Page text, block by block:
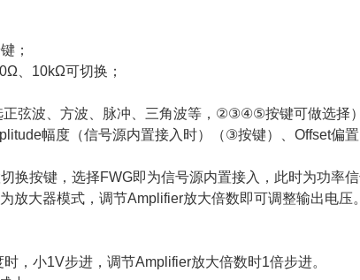
；
10kΩ可切换；
弦波、方波、脉冲、三角波等， ②③④⑤按键可做选择
幅度（信号源内置接入时）（③按键）、 Offset偏
换按键，选择FWG即为信号源内置接入，此时为功率
放大器模式，调节Amplifier放大倍数即可调整输出电压。
时，小1V步进，调节Amplifier放大倍数时1倍步进。